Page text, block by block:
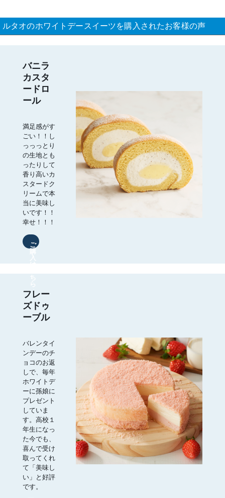
ルタオのホワイトデースイーツを購入されたお客様の声
バニラ
カスタ
ードロ
ール
満足感がす
ごい！！し
っっっとり
の生地とも
ったりして
香り高いカ
スタードク
リームで本
当に美味し
いです！！
幸せ！！！
ご
購
入
は
ち
ら
フレー
ズドゥ
ーブル
バレンタイ
ンデーのチ
ョコのお返
しで、毎年
ホワイトデ
ーに孫娘に
プレゼント
していま
す。高校１
年生になっ
た今でも、
喜んで受け
取ってくれ
て「美味し
い」と好評
です。